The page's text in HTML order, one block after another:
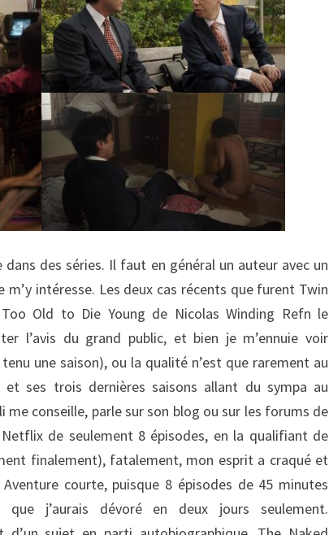
des séries. Il faut en général un auteur avec un
intéresse. Les deux cas récents que furent Twin
Old to Die Young de Nicolas Winding Refn le
l’avis du grand public, et bien je m’ennuie voir
une saison), ou la qualité n’est que rarement au
ses trois dernières saisons allant du sympa au
conseille, parle sur son blog ou sur les forums de
de seulement 8 épisodes, en la qualifiant de
finalement), fatalement, mon esprit a craqué et
courte, puisque 8 épisodes de 45 minutes
que j’aurais dévoré en deux jours seulement.